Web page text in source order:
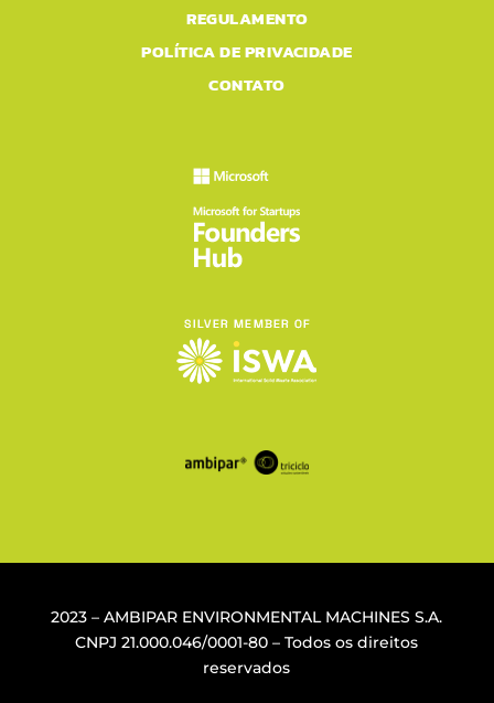
REGULAMENTO
POLÍTICA DE PRIVACIDADE
CONTATO
2023 – AMBIPAR ENVIRONMENTAL MACHINES S.A.
CNPJ21.000.046/0001-80 – Todos os direitos
reservados